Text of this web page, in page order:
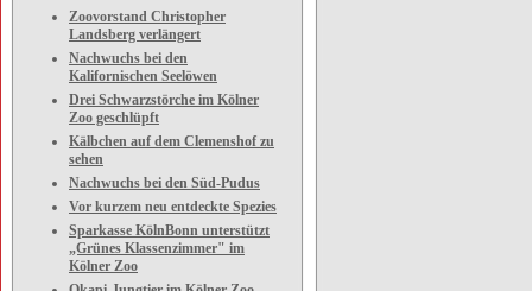
Zoovorstand Christopher
Landsberg verlängert
Nachwuchs bei den
Kalifornischen Seelöwen
Drei Schwarzstörche im Kölner
Zoo geschlüpft
Kälbchen auf dem Clemenshof zu
sehen
Nachwuchs bei den Süd-Pudus
Vor kurzem neu entdeckte Spezies
Sparkasse KölnBonn unterstützt
„Grünes Klassenzimmer" im
Kölner Zoo